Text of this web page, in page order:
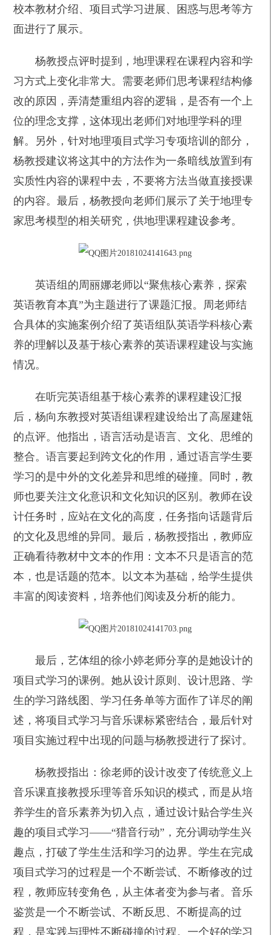
校本教材介绍、项目式学习进展、困惑与思考等方
面进行了展示。
杨教授点评时提到，地理课程在课程内容和学
习方式上变化非常大。需要老师们思考课程结构修
改的原因，弄清楚重组内容的逻辑，是否有一个上
位的理念支撑，这体现出老师们对地理学科的理
解。另外，针对地理项目式学习专项培训的部分，
杨教授建议将这其中的方法作为一条暗线放置到有
实质性内容的课程中去，不要将方法当做直接授课
的内容。最后，杨教授向老师们展示了关于地理专
家思考模型的相关研究，供地理课程建设参考。
英语组的周丽娜老师以“聚焦核心素养，探索
英语教育本真”为主题进行了课题汇报。周老师结
合具体的实施案例介绍了英语组队英语学科核心素
养的理解以及基于核心素养的英语课程建设与实施
情况。
在听完英语组基于核心素养的课程建设汇报
后，杨向东教授对英语组课程建设给出了高屋建瓴
的点评。他指出，语言活动是语言、文化、思维的
整合。语言要起到跨文化的作用，通过语言学生要
学习的是中外的文化差异和思维的碰撞。同时，教
师也要关注文化意识和文化知识的区别。教师在设
计任务时，应站在文化的高度，任务指向话题背后
的文化及思维的异同。最后，杨教授指出，教师应
正确看待教材中文本的作用：文本不只是语言的范
本，也是话题的范本。以文本为基础，给学生提供
丰富的阅读资料，培养他们阅读及分析的能力。
最后，艺体组的徐小婷老师分享的是她设计的
项目式学习的课例。她从设计原则、设计思路、学
生的学习路线图、学习任务单等方面作了详尽的阐
述，将项目式学习与音乐课标紧密结合，最后针对
项目实施过程中出现的问题与杨教授进行了探讨。
杨教授指出：徐老师的设计改变了传统意义上
音乐课直接教授乐理等音乐知识的模式，而是从培
养学生的音乐素养为切入点，通过设计贴合学生兴
趣的项目式学习——“猎音行动”，充分调动学生兴
趣点，打破了学生生活和学习的边界。学生在完成
项目式学习的过程是一个不断尝试、不断修改的过
程，教师应转变角色，从主体者变为参与者。音乐
鉴赏是一个不断尝试、不断反思、不断提高的过
程，是实践与理性不断碰撞的过程。一个好的学习